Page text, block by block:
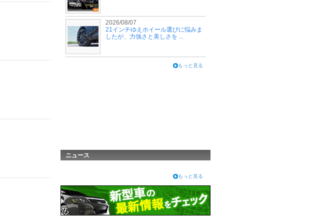
2026/08/07
21インチゆえホイール選びに悩みま
したが、力強さと美しさを ...
もっと見る
ニュース
もっと見る